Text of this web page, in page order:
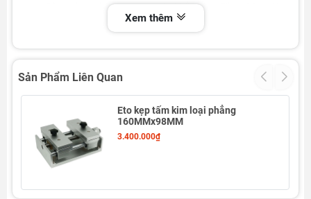
Dùng cho máy CNC mini, máy khắc laser Fiber, CO₂, UV.
Thích hợp cho xưởng sản xuất, gia công cơ khí, điện tử,
quà tặng khắc laser.
Xem thêm
Sản Phẩm Liên Quan
Eto kẹp tấm kim loại phẳng
160MMx98MM
3.400.000₫